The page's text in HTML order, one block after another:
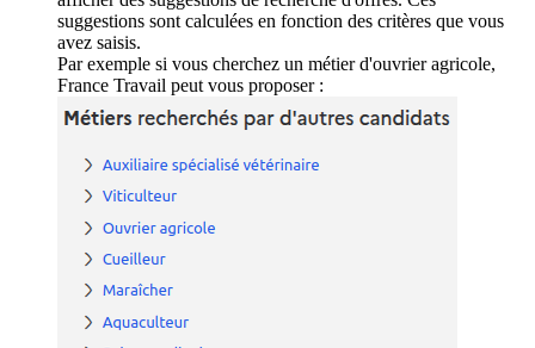
suggestions sont calculées en fonction des critères que vous
avez saisis.
Par exemple si vous cherchez un métier d'ouvrier agricole,
France Travail peut vous proposer :